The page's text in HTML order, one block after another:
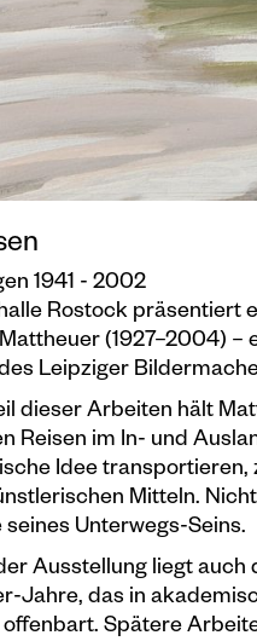
1941 - 2002
Rostock präsentiert
(1927–2004)
Leipziger
dieser Arbeiten hält
Reisen im In- und
Idee transportieren,
Mitteln.
Unterwegs-Seins.
Ausstellung liegt
Jahre, das in
Spätere